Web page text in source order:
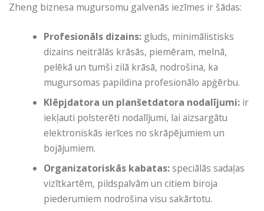
Zheng biznesa mugursomu galvenās iezīmes ir šādas:
Profesionāls dizains: gluds, minimālistisks
dizains neitrālās krāsās, piemēram, melnā,
pelēkā un tumši zilā krāsā, nodrošina, ka
mugursomas papildina profesionālo apģērbu.
Klēpjdatora un planšetdatora nodalījumi: ir
iekļauti polsterēti nodalījumi, lai aizsargātu
elektroniskās ierīces no skrāpējumiem un
bojājumiem.
Organizatoriskās kabatas:speciālās sadaļas
vizītkartēm, pildspalvām un citiem biroja
piederumiem nodrošina visu sakārtotu.